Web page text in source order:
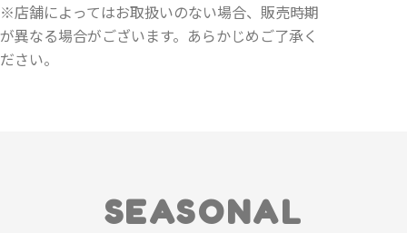
※店舗によってはお取扱いのない場合、販売時期
が異なる場合がございます。あらかじめご了承く
ださい。
SEASONAL